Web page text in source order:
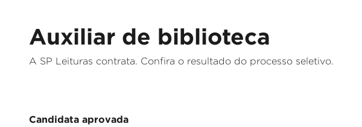
Auxiliar de biblioteca
A SP Leituras contrata. Confira o resultado do processo seletivo.
Candidata aprovada